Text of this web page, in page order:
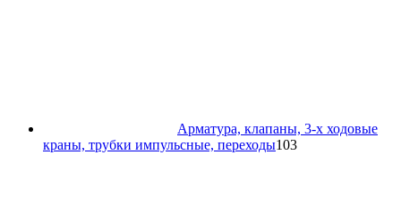
Арматура, клапаны, 3-х ходовые
краны, трубки импульсные, переходы103103